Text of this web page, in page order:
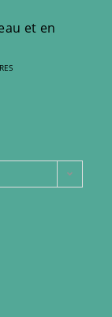
et en